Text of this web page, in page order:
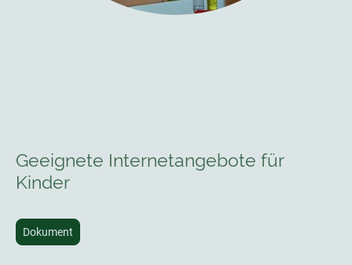
Geeignete Internetangebote für
Kinder
Dokument